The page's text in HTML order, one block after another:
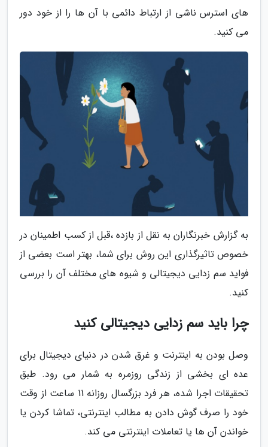
های استرس ناشی از ارتباط دائمی با آن ها را از خود دور
می کنید.
به گزارش خبرنگاران به نقل از بازده ،قبل از کسب اطمینان در
خصوص تاثیرگذاری این روش برای شما، بهتر است بعضی از
فواید سم زدایی دیجیتالی و شیوه های مختلف آن را بررسی
کنید.
چرا باید سم زدایی دیجیتالی کنید
وصل بودن به اینترنت و غرق شدن در دنیای دیجیتال برای
عده ای بخشی از زندگی روزمره به شمار می رود. طبق
تحقیقات اجرا شده، هر فرد بزرگسال روزانه 11 ساعت از وقت
خود را صرف گوش دادن به مطالب اینترنتی، تماشا کردن یا
خواندن آن ها یا تعاملات اینترنتی می کند.